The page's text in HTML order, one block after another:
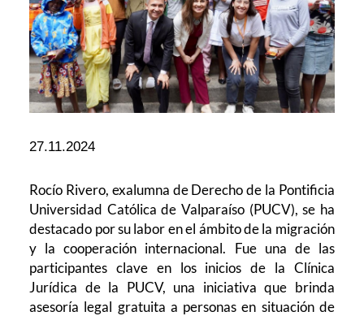
27.11.2024
Rocío Rivero, exalumna de Derecho de la Pontificia
Universidad Católica de Valparaíso (PUCV), se ha
destacado por su labor en el ámbito de la migración
y la cooperación internacional. Fue una de las
participantes clave en los inicios de la Clínica
Jurídica de la PUCV, una iniciativa que brinda
asesoría legal gratuita a personas en situación de